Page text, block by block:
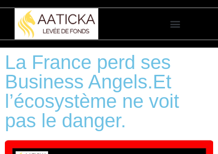
La France perd ses
Business Angels.Et
l’écosystème ne voit
pas le danger.